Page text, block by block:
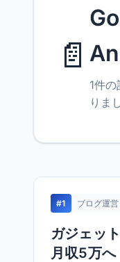
📄
1件
りま
#1 ブログ運営
ガジェッ
月収5万